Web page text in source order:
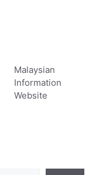
Malaysian
Information
Website